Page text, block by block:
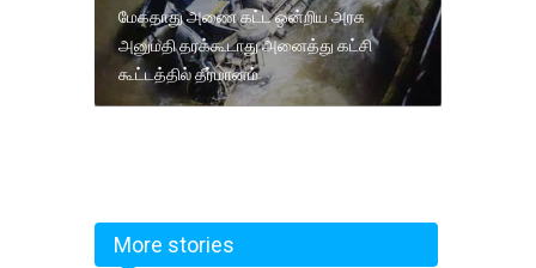
மேகதாது அணை கட்ட ஒன்றிய அரசு
அனுமதி தரக்கூடாது அனைத்து கட்சி
கூட்டத்தில் தீர்மானம்
More stories